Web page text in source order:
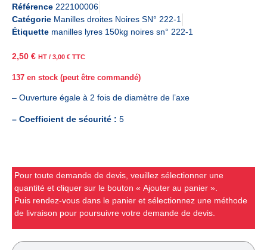
Référence 222100006
Catégorie Manilles droites Noires SN° 222-1
Étiquette manilles lyres 150kg noires sn° 222-1
2,50 € HT / 3,00 € TTC
137 en stock (peut être commandé)
– Ouverture égale à 2 fois de diamètre de l’axe
– Coefficient de sécurité : 5
Pour toute demande de devis, veuillez sélectionner une
quantité et cliquer sur le bouton « Ajouter au panier ».
Puis rendez-vous dans le panier et sélectionnez une méthode
de livraison pour poursuivre votre demande de devis.